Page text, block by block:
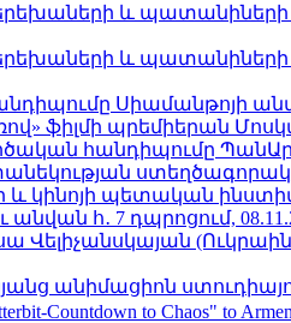
և պատանիների
և պատանիների
Սիամանթոյի
պրեմիերան Մոսկվա
հանդիպումը
ստեղծագորական
պետական
հ․ 7 դպրոցում,
Վելիչանսկայան
անիմացիոն
Countdown to Chaos" to